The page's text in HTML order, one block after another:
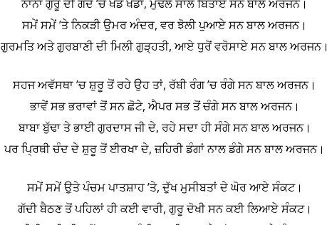
ਨਾਨਾ ਗੁਰੂ ਦੀ ਗੋਦ ’ਚ ਖੇਡ ਖੇਡਾਂ, ਮੁਢਲੇ ਸਾਲ ਬਿਤਾਏ ਸਨ ਬਾਲ ਅਰਜਨ।
ਸਮੇਂ ਸਮੇਂ ’ਤੇ ਨਿਕੜੀ ਉਮਰ ਅੰਦਰ, ਵਰ ਝੋਲੀ ਪੁਆਏ ਸਨ ਬਾਲ ਅਰਜਨ।
ਗੁਰਮਤਿ ਅਤੇ ਗੁਰਬਾਣੀ ਦੀ ਮਿਲੀ ਗੁੜ੍ਹਤੀ, ਆਏ ਧੁਰੋਂ ਵਰੋਸਾਏ ਸਨ ਬਾਲ ਅਰਜਨ।
ਸਹਜ ਅਵੱਸਥਾ ’ਚ ਸ਼ੁਰੂ ਤੋਂ ਰਹੇ ਉਹ ਤਾਂ, ਰੱਬੀ ਰੰਗ ’ਚ ਰੰਗੇ ਸਨ ਬਾਲ ਅਰਜਨ।
ਭਾਵੇਂ ਸਭ ਭਰਾਵਾਂ ਤੋਂ ਸਨ ਛੋਟੇ, ਐਪਰ ਸਭ ਤੋਂ ਚੰਗੇ ਸਨ ਬਾਲ ਅਰਜਨ।
ਬਾਬਾ ਬੁੱਢਾ ਤੇ ਭਾਈ ਗੁਰਦਾਸ ਜੀ ਦੇ, ਰਹੇ ਸਦਾ ਹੀ ਸੰਗੇ ਸਨ ਬਾਲ ਅਰਜਨ।
ਪਰ ਪ੍ਰਿਥੀ ਚੰਦ ਦੇ ਸ਼ੁਰੂ ਤੋਂ ਈਰਖਾ ਦੇ, ਜ਼ਹਿਰੀ ਡੰਗਾਂ ਨਾਲ ਡੰਗੇ ਸਨ ਬਾਲ ਅਰਜਨ।
ਸਮੇਂ ਸਮੇਂ ਉਤੇ ਪੰਚਮ ਪਾਤਸ਼ਾਹ ’ਤੇ, ਦੁੱਖ ਮੁਸੀਬਤਾਂ ਦੇ ਘੋਰ ਆਏ ਸੰਕਟ।
ਗੱਦੀ ਬੈਠਣ ਤੋਂ ਪਹਿਲਾਂ ਹੀ ਕਈ ਵਾਰੀ, ਗੁਰੂ ਦੋਖੀ ਸਨ ਕਈ ਲਿਆਏ ਸੰਕਟ।